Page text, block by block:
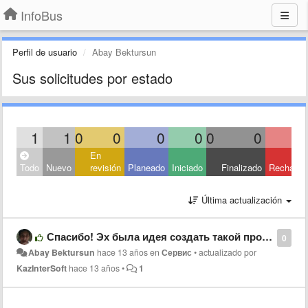
InfoBus
Perfil de usuario Abay Bektursun
Sus solicitudes por estado
1 1 0 0 0 0 0 0
Todo Nuevo
En
revisión Planeado Iniciado Finalizado
Última actualización
0
Спасибо! Эх была идея создать такой проект...
Abay Bektursun hace 13 añosenСервис •actualizado por
KazInterSoft hace 13 años• 1